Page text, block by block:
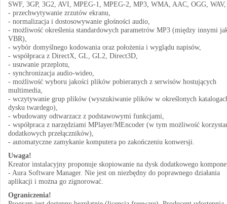
SWF, 3GP, 3G2, AVI, MPEG-1, MPEG-2, MP3, WMA, AAC, OGG, WAV,
- przechwytywanie zrzutów ekranu,
- normalizacja i dostosowywanie głośności audio,
- możliwość określenia standardowych parametrów MP3 (między innymi
VBR),
- wybór domyślnego kodowania oraz położenia i wyglądu napisów,
- współpraca z DirectX, GL, GL2, Direct3D,
- usuwanie przeplotu,
- synchronizacja audio-wideo,
- możliwość wyboru jakości plików pobieranych z serwisów hostujących
multimedia,
- wczytywanie grup plików (wyszukiwanie plików w określonych
dysku twardego),
- wbudowany odtwarzacz z podstawowymi funkcjami,
- współpraca z narzędziami MPlayer/MEncoder (w tym możliwość
dodatkowych przełączników),
- automatyczne zamykanie komputera po zakończeniu konwersji.
Uwaga!
Kreator instalacyjny proponuje skopiowanie na dysk dodatkowego
- Aura Software Manager. Nie jest on niezbędny do poprawnego działania
aplikacji i można go zignorować.
Ograniczenia!